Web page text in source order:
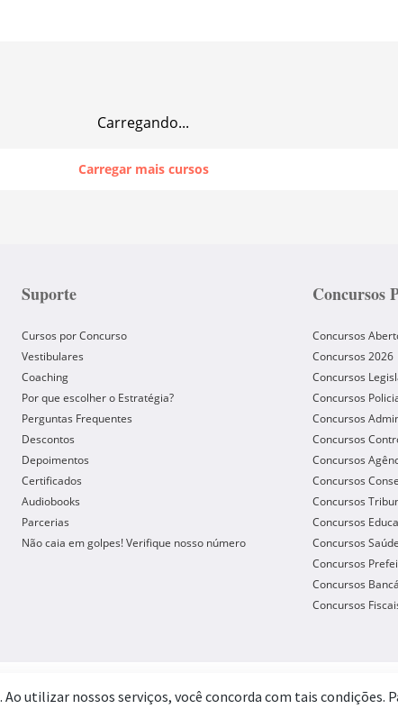
Carregando...
Carregar mais cursos
Suporte
Cursos por Concurso
Vestibulares
Coaching
Por que escolher o Estratégia?
Perguntas Frequentes
Descontos
Depoimentos
Certificados
Audiobooks
Parcerias
Não caia em golpes! Verifique nosso número
Concursos
Concursos
Concursos 2026
Concursos
Concursos
Concursos
Concursos
Concursos
Concursos
Concursos
Concursos
Concursos Saúde
Concursos
Concursos
Concursos